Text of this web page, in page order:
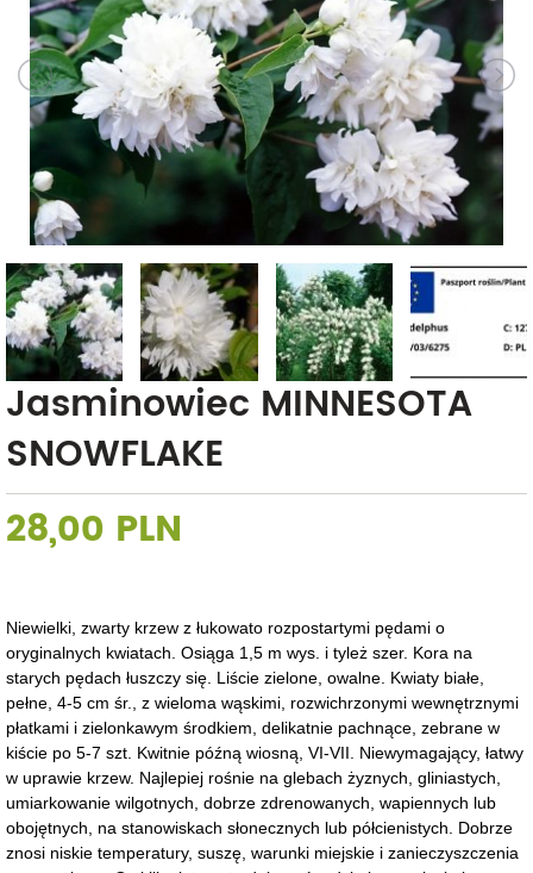
Jasminowiec MINNESOTA
SNOWFLAKE
28,00 PLN
Niewielki, zwarty krzew z łukowato rozpostartymi pędami o
oryginalnych kwiatach. Osiąga 1,5 m wys. i tyleż szer. Kora na
starych pędach łuszczy się. Liście zielone, owalne. Kwiaty białe,
pełne, 4-5 cm śr., z wieloma wąskimi, rozwichrzonymi wewnętrznymi
płatkami i zielonkawym środkiem, delikatnie pachnące, zebrane w
kiście po 5-7 szt. Kwitnie późną wiosną, VI-VII. Niewymagający, łatwy
w uprawie krzew. Najlepiej rośnie na glebach żyznych, gliniastych,
umiarkowanie wilgotnych, dobrze zdrenowanych, wapiennych lub
obojętnych, na stanowiskach słonecznych lub półcienistych. Dobrze
znosi niskie temperatury, suszę, warunki miejskie i zanieczyszczenia